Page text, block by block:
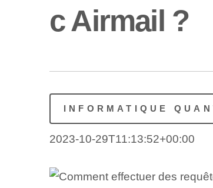
c Airmail ?
INFORMATIQUE
2023-10-29T11:13:52+00:00